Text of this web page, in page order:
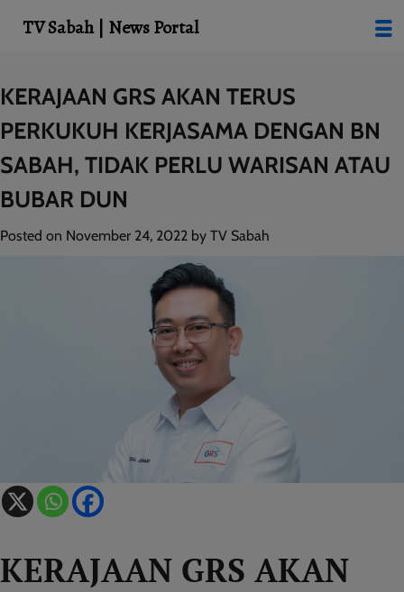
Skip
to
content
KERAJAAN GRS AKAN TERUS
PERKUKUH KERJASAMA DENGAN BN
SABAH, TIDAK PERLU WARISAN ATAU
BUBAR DUN
Posted on November 24, 2022 by TV Sabah
KERAJAAN GRS AKAN
TV Sabah | News Portal